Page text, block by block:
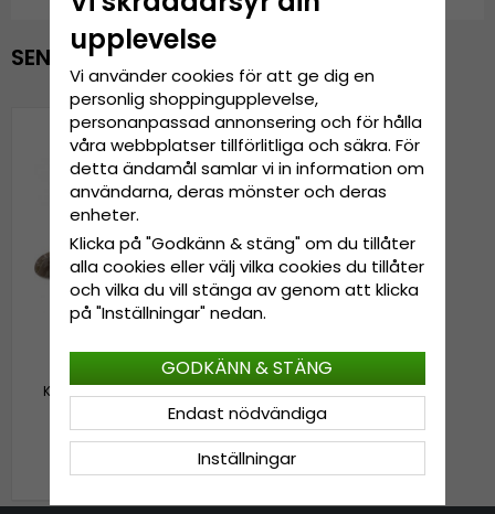
SENAST VISADE PRODUKTER
Keps - Gårda Pixel Camo
Cap (beige)
upplevelse
Vi använder cookies för att ge dig en
personlig shoppingupplevelse,
personanpassad annonsering och för hålla
våra webbplatser tillförlitliga och säkra. För
detta ändamål samlar vi in information om
användarna, deras mönster och deras
enheter.
Klicka på "Godkänn & stäng" om du tillåter
alla cookies eller välj vilka cookies du tillåter
och vilka du vill stänga av genom att klicka
på "Inställningar" nedan.
Inställningar
Endast nödvändiga
GODKÄNN & STÄNG